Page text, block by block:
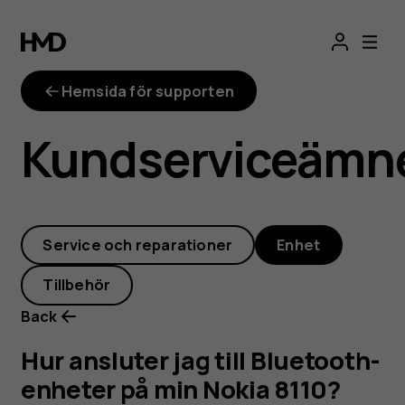
Hur
ansluter
jag
till
Bluetooth-
enheter
på
min
Hemsida för supporten
Service och reparationer Enhet
Tillbehör
Back
Hur ansluter jag till Bluetooth-
enheter på min Nokia 8110?